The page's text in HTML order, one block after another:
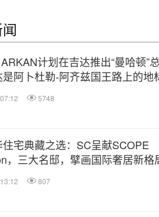
计划在吉达推出“曼哈顿”
阿卜杜勒-阿齐兹国王路上的地
5748
宅典藏之选：SC呈献SCOPE
，三大名邸，擘画国际奢居新格
807